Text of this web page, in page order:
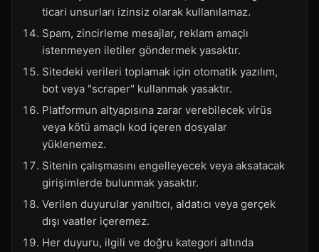
ticari unsurları izinsiz olarak kullanılamaz.
Spam, zincirleme mesajlar, reklam amaçlı
istenmeyen iletiler göndermek yasaktır.
Sitedeki verileri toplamak için otomatik yazılım,
bot veya "scraper" kullanmak yasaktır.
Platformun altyapısına zarar verebilecek virüs
veya kötü amaçlı kod içeren dosyalar
yüklenemez.
Sitenin çalışmasını engelleyecek veya aksatacak
girişimlerde bulunmak yasaktır.
Verilen duyurular yanıltıcı, aldatıcı veya gerçek
dışı vaatler içeremez.
Her duyuru, ilgili ve doğru kategori altında